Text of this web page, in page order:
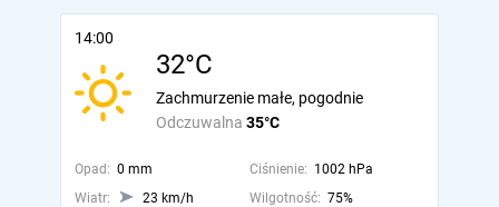
14:00
32°C
Odczuwalna 35°C
Zachmurzenie małe, pogodnie
Opad: 0 mm Ciśnienie: 1002 hPa
Wiatr:
23 km/h Wilgotność: 75%